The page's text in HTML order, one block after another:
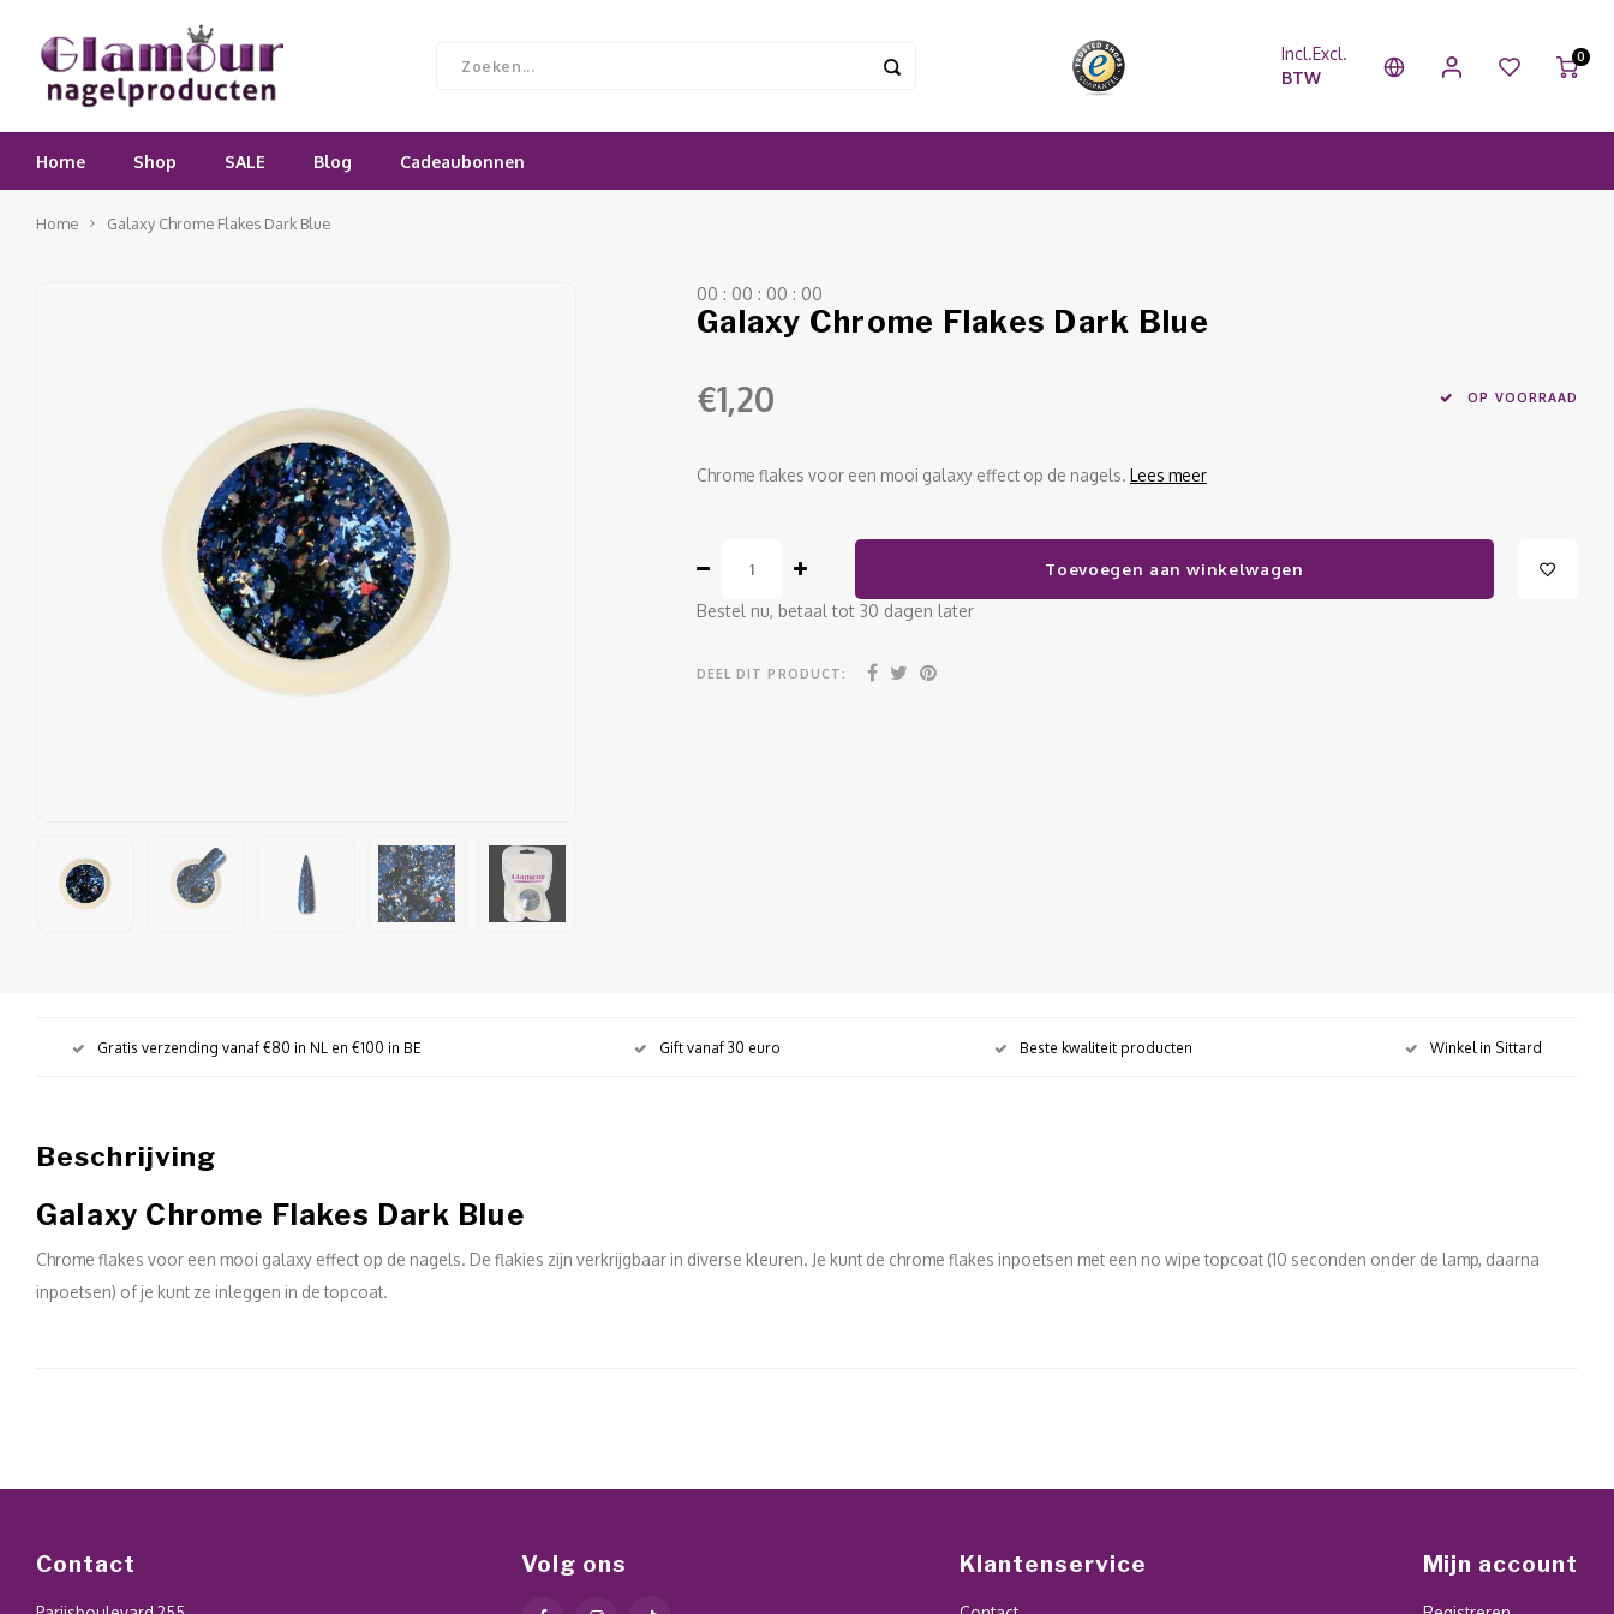
Incl.Excl.
BTW
0
Home Shop SALE Blog Cadeaubonnen
Home Galaxy Chrome Flakes Dark Blue
00 : 00 : 00 : 00
Galaxy Chrome Flakes Dark Blue
€1,20 OP VOORRAAD
Chrome flakes voor een mooi galaxy effect op de nagels. Lees meer
Toevoegen aan winkelwagen
Bestel nu, betaal tot 30 dagen later
DEEL DIT PRODUCT:
Gratis verzending vanaf €80 in NL en €100 in BE Gift vanaf 30 euro Beste kwaliteit producten Winkel in Sittard
Beschrijving
Galaxy Chrome Flakes Dark Blue
Chrome flakes voor een mooi galaxy effect op de nagels. De flakies zijn verkrijgbaar in diverse kleuren. Je kunt de chrome flakes inpoetsen met een no wipe topcoat (10 seconden onder de lamp, daarna
inpoetsen) of je kunt ze inleggen in de topcoat.
Contact Volg ons Klantenservice Mijn account